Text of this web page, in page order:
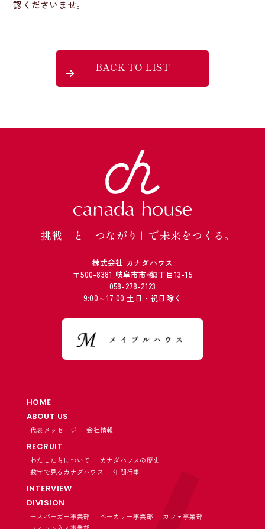
認くださいませ。
BACK TO LIST
「挑戦」と「つながり」で未来をつくる。
株式会社 カナダハウス
〒500-8381 岐阜市市橋3丁目13-15
058-278-2123
9:00～17:00 土日・祝日除く
HOME
ABOUT US
代表メッセージ 会社情報
RECRUIT
わたしたちについて
カナダハウスの歴史
数字で見るカナダハウス
年間行事
INTERVIEW
DIVISION
モスバーガー事業部 ベーカリー事業部
カフェ事業部